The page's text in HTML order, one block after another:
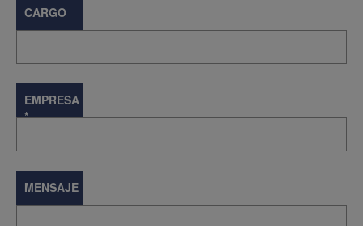
CARGO
EMPRESA
*
MENSAJE